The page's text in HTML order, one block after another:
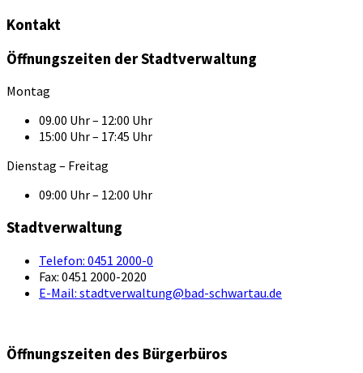
Kontakt
Öffnungszeiten der Stadtverwaltung
Montag
09.00 Uhr – 12:00 Uhr
15:00 Uhr – 17:45 Uhr
Dienstag – Freitag
09:00 Uhr – 12:00 Uhr
Stadtverwaltung
Telefon: 0451 2000-0
Fax: 0451 2000-2020
E-Mail: stadtverwaltung@bad-schwartau.de
Öffnungszeiten des Bürgerbüros